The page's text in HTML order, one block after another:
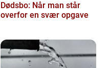
Dødsbo: Når man står
overfor en svær opgave